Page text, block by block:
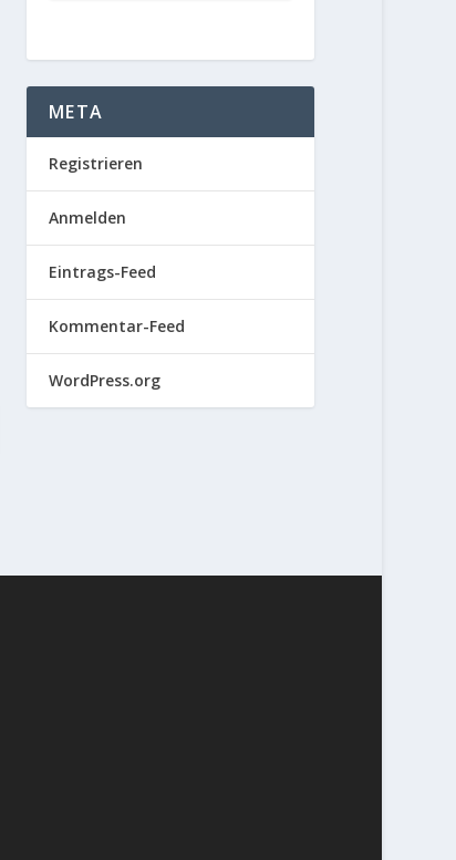
META
Registrieren
Anmelden
Eintrags-Feed
Kommentar-Feed
WordPress.org